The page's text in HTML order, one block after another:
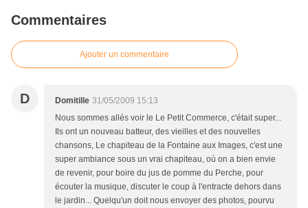
Commentaires
Ajouter un commentaire
D Domitille 31/05/2009 15:13
Nous sommes allés voir le Le Petit Commerce, c'était super...
Ils ont un nouveau batteur, des vieilles et des nouvelles
chansons, Le chapiteau de la Fontaine aux Images, c'est une
super ambiance sous un vrai chapiteau, où on a bien envie
de revenir, pour boire du jus de pomme du Perche, pour
écouter la musique, discuter le coup à l'entracte dehors dans
le jardin... Quelqu'un doit nous envoyer des photos, pourvu